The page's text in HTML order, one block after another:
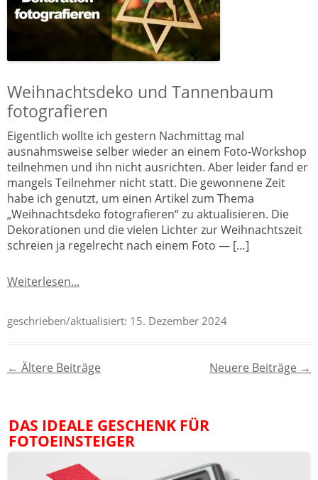
Weihnachtsdeko und Tannenbaum
fotografieren
Eigentlich wollte ich gestern Nachmittag mal
ausnahmsweise selber wieder an einem Foto-Workshop
teilnehmen und ihn nicht ausrichten. Aber leider fand er
mangels Teilnehmer nicht statt. Die gewonnene Zeit
habe ich genutzt, um einen Artikel zum Thema
„Weihnachtsdeko fotografieren“ zu aktualisieren. Die
Dekorationen und die vielen Lichter zur Weihnachtszeit
schreien ja regelrecht nach einem Foto — […]
Weiterlesen...
geschrieben/aktualisiert: 15. Dezember 2024
Beitragsnavigation
← Ältere Beiträge Neuere Beiträge →
DAS IDEALE GESCHENK FÜR
FOTOEINSTEIGER